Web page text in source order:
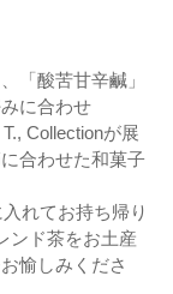
「酸苦甘辛鹹」
に合わせ
Collectionが展
合わせた和菓子
れてお持ち帰り
ンド茶をお土産
愉しみくださ